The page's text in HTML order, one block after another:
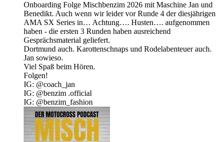
Onboarding Folge Mischbenzim 2026 mit Maschine Jan und
Benedikt. Auch wenn wir leider vor Runde 4 der diesjährigen
AMA SX Series in… Achtung…. Husten…. aufgenommen
haben - die ersten 3 Runden haben ausreichend
Gesprächsmaterial geliefert.
Dortmund auch. Karottenschnaps und Rodelabenteuer auch.
Jan sowieso.
Viel Spaß beim Hören.
Folgen!
IG: @‌coach_jan
IG: @‌benzim .official
IG: @‌benzim_fashion